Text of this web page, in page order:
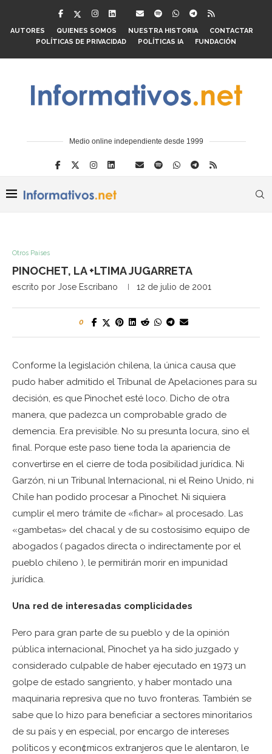
AUTORES QUIENES SOMOS NUESTRA HISTORIA
CONTACTAR
POLÍTICAS DE PRIVACIDAD
POLÍTICAS IA FUNDACIÓN
Medio online independiente desde 1999
Otros Paises
PINOCHET, LA +LTIMA JUGARRETA
escrito por Jose Escribano 12 de julio de 2001
0
Conforme la legislación chilena, la única causa que
pudo haber admitido el Tribunal de Apelaciones para su
decisión, es que Pinochet esté loco. Dicho de otra
manera, que padezca un comprobable grado de
demencia. Era previsible. No su presunta locura, sino el
final. Porque este paso tiene toda la apariencia de
convertirse en el cierre de toda posibilidad jurídica. Ni
Garzón, ni un Tribunal Internacional, ni el Reino Unido, ni
Chile han podido procesar a Pinochet. Ni siquiera
cumplir el mero trámite de «fichar» al procesado. Las
«gambetas» del chacal y de su costosísimo equipo de
abogados ( pagados directa o indirectamente por el
pueblo chileno ), le permitirán morir en impunidad
jurídica.
Una red de interesadas complicidades
Pero para gran parte de su pueblo y de la opinión
pública internacional, Pinochet ya ha sido juzgado y
considerado culpable de haber ejecutado en 1973 un
golpe de estado sangriento, y haber montado una
maquinaria represiva que no tuvo fronteras. También se
sabe que lo hizo para beneficiar a sectores minoritarios
de su pa¡s y en especial, por encargo de intereses
pol¡ticos y econ¢micos extranjeros que le alentaron, le